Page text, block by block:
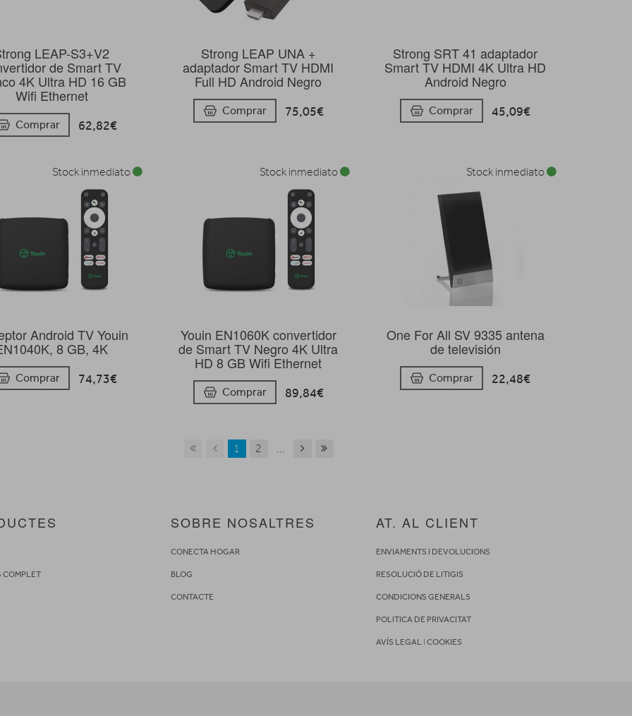
LEAP-S3+V2
de Smart TV
4K Ultra HD 16 GB
Wifi Ethernet
Comprar 62,82€
Strong LEAP UNA +
adaptador Smart TV HDMI
Full HD Android Negro
Comprar 75,05€
Strong SRT 41 adaptador
Smart TV HDMI 4K Ultra HD
Android Negro
Comprar 45,09€
Android TV Youin
8 GB, 4K
Comprar 74,73€
Stock inmediato
Youin EN1060K convertidor
de Smart TV Negro 4K Ultra
HD 8 GB Wifi Ethernet
Comprar 89,84€
Stock inmediato
One For All SV 9335 antena
de televisión
Comprar 22,48€
Stock inmediato
1 2 ...
COMPLET
SOBRE NOSALTRES
CONECTA HOGAR
BLOG
CONTACTE
AT. AL CLIENT
ENVIAMENTS I DEVOLUCIONS
RESOLUCIÓ DE LITIGIS
CONDICIONS GENERALS
POLITICA DE PRIVACITAT
AVÍS LEGALI COOKIES